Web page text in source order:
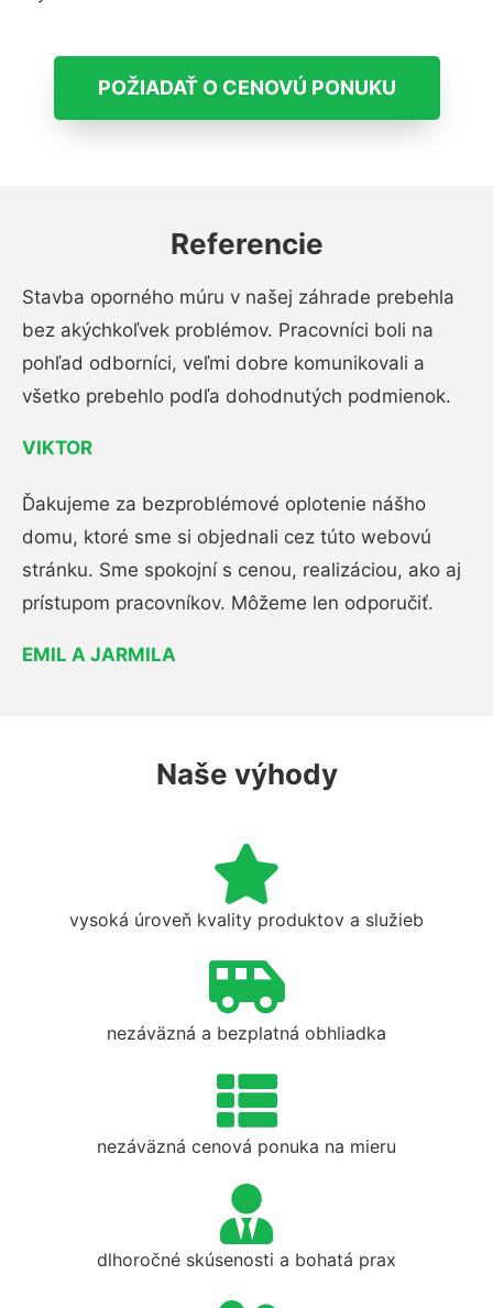
POŽIADAŤ O CENOVÚ PONUKU
Referencie
Stavba oporného múru v našej záhrade prebehla
bez akýchkoľvek problémov. Pracovníci boli na
pohľad odborníci, veľmi dobre komunikovali a
všetko prebehlo podľa dohodnutých podmienok.
VIKTOR
Ďakujeme za bezproblémové oplotenie nášho
domu, ktoré sme si objednali cez túto webovú
stránku. Sme spokojní s cenou, realizáciou, ako aj
prístupom pracovníkov. Môžeme len odporučiť.
EMIL A JARMILA
Naše výhody
vysoká úroveň kvality produktov a služieb
nezáväzná a bezplatná obhliadka
nezáväzná cenová ponuka na mieru
dlhoročné skúsenosti a bohatá prax